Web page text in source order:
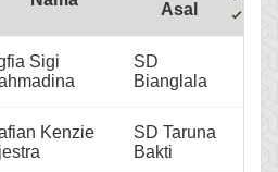
Asal
Sigi
SD
Bianglala
Kenzie
SD Taruna
Bakti